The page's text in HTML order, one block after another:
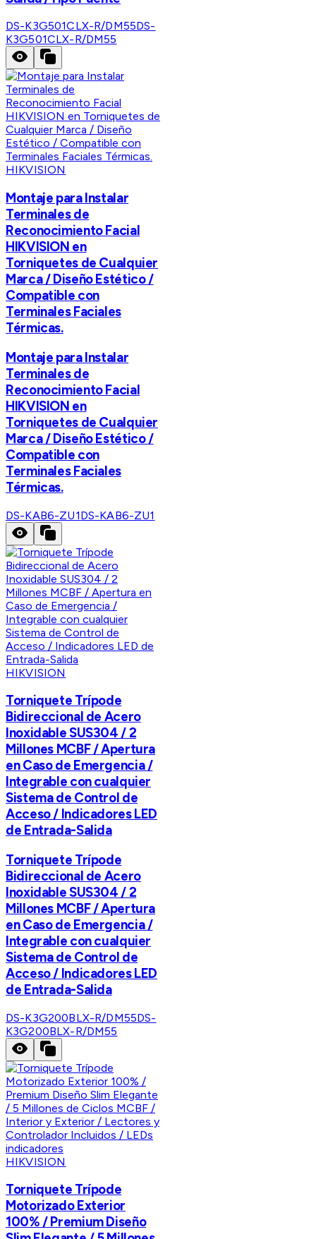
DS-K3G501CLX-R/DM55DS-
K3G501CLX-R/DM55
HIKVISION
Montaje para Instalar
Terminales de
Reconocimiento Facial
HIKVISION en
Torniquetes de Cualquier
Marca / Diseño Estético /
Compatible con
Terminales Faciales
Térmicas.
Montaje para Instalar
Terminales de
Reconocimiento Facial
HIKVISION en
Torniquetes de Cualquier
Marca / Diseño Estético /
Compatible con
Terminales Faciales
Térmicas.
DS-KAB6-ZU1DS-KAB6-ZU1
HIKVISION
Torniquete Trípode
Bidireccional de Acero
Inoxidable SUS304 / 2
Millones MCBF / Apertura
en Caso de Emergencia /
Integrable con cualquier
Sistema de Control de
Acceso / Indicadores LED
de Entrada-Salida
Torniquete Trípode
Bidireccional de Acero
Inoxidable SUS304 / 2
Millones MCBF / Apertura
en Caso de Emergencia /
Integrable con cualquier
Sistema de Control de
Acceso / Indicadores LED
de Entrada-Salida
DS-K3G200BLX-R/DM55DS-
K3G200BLX-R/DM55
HIKVISION
Torniquete Trípode
Motorizado Exterior
100% / Premium Diseño